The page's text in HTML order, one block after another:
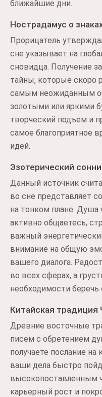
ближайшие дни.
Нострадамус о
Прорицатель
сне указывает на
сновидца. Получение
тайны, которые скоро
самым неожиданным
золотыми или яркими
творческий подъем и
самое благоприятное
идей.
Эзотерический
Данный источник
во сне представляет
на тонком плане.
активно общаетесь,
важный
внимание на общую
вашего диалога.
во всех сферах, а
необходимости беречь
Китайская традиция
Древние восточные
писем с обретением
получаете послание на
ваши дела быстро
высокопоставленным
карьерный рост и